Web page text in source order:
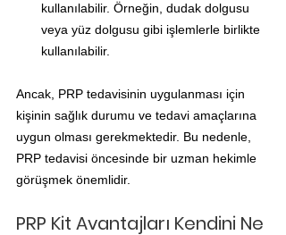
kullanılabilir. Örneğin, dudak dolgusu
veya yüz dolgusu gibi işlemlerle birlikte
kullanılabilir.
Ancak, PRP tedavisinin uygulanması için
kişinin sağlık durumu ve tedavi amaçlarına
uygun olması gerekmektedir. Bu nedenle,
PRP tedavisi öncesinde bir uzman hekimle
görüşmek önemlidir.
PRP Kit Avantajları Kendini Ne